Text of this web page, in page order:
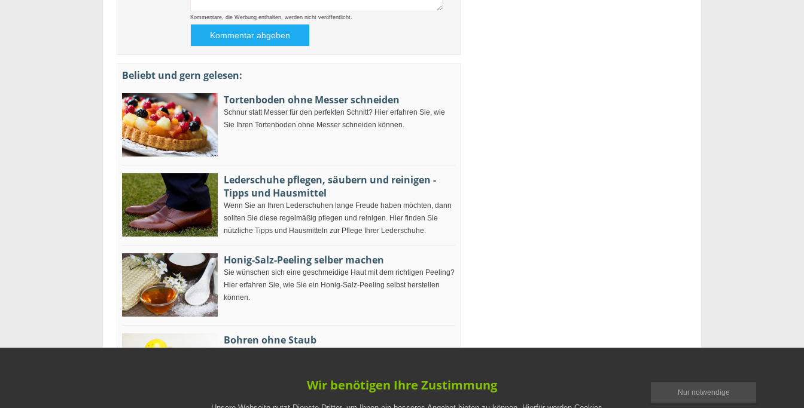
Kommentare, die Werbung enthalten, werden nicht veröffentlicht.
Beliebt und gern gelesen:
Tortenboden ohne Messer schneiden
Schnur statt Messer für den perfekten Schnitt? Hier erfahren Sie, wie
Sie Ihren Tortenboden ohne Messer schneiden können.
Lederschuhe pflegen, säubern und reinigen -
Tipps und Hausmittel
Wenn Sie an Ihren Lederschuhen lange Freude haben möchten, dann
sollten Sie diese regelmäßig pflegen und reinigen. Hier finden Sie
nützliche Tipps und Hausmitteln zur Pflege Ihrer Lederschuhe.
Honig-Salz-Peeling selber machen
Sie wünschen sich eine geschmeidige Haut mit dem richtigen Peeling?
Hier erfahren Sie, wie Sie ein Honig-Salz-Peeling selbst herstellen
können.
Bohren ohne Staub
Wir benötigen Ihre Zustimmung Nur notwendige